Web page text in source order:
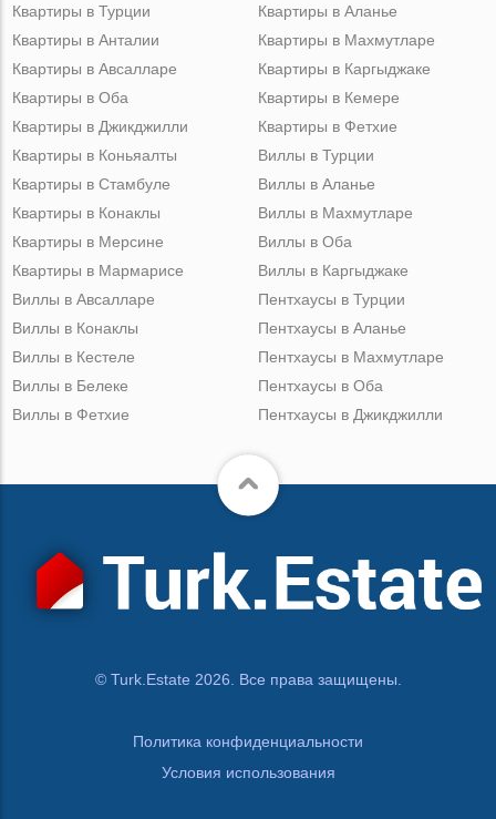
Квартиры в Турции
Квартиры в Анталии
Квартиры в Авсалларе
Квартиры в Оба
Квартиры в Джикджилли
Квартиры в Аланье
Квартиры в Махмутларе
Квартиры в Каргыджаке
Квартиры в Кемере
Квартиры в Фетхие
Квартиры в Коньяалты
Квартиры в Стамбуле
Квартиры в Конаклы
Квартиры в Мерсине
Квартиры в Мармарисе
Виллы в Турции
Виллы в Аланье
Виллы в Махмутларе
Виллы в Оба
Виллы в Каргыджаке
Виллы в Авсалларе
Виллы в Конаклы
Виллы в Кестеле
Виллы в Белеке
Виллы в Фетхие
Пентхаусы в Турции
Пентхаусы в Аланье
Пентхаусы в Махмутларе
Пентхаусы в Оба
Пентхаусы в Джикджилли
© Turk.Estate 2026. Все права защищены.
Политика конфиденциальности
Условия использования